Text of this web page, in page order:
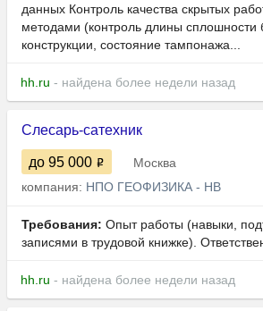
данных Контроль качества скрытых
методами (контроль длины сплошности
конструкции, состояние тампонажа...
hh.ru - найдена более недели назад
Слесарь-сатехник
до 95 000
Москва
компания: НПО ГЕОФИЗИКА - НВ
Требования: Опыт работы (навыки,
записями в трудовой книжке).
hh.ru - найдена более недели назад